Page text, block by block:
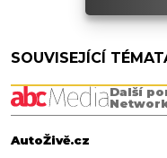
SOUVISEJÍCÍ
Další
AutoŽivě.cz